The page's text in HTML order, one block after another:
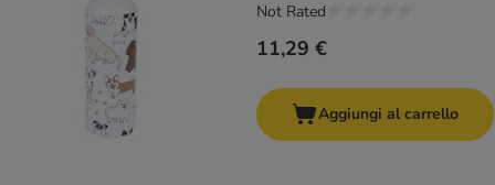
11,29 €
Not Rated
Aggiungi al carrello